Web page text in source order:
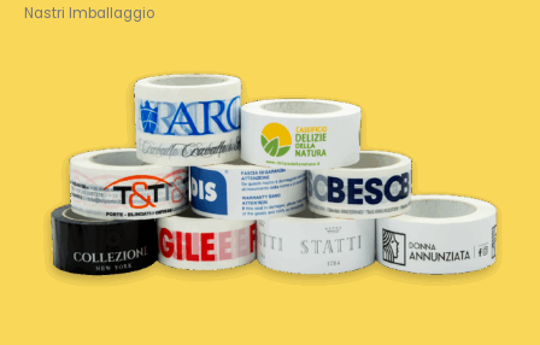
Nastri Imballaggio